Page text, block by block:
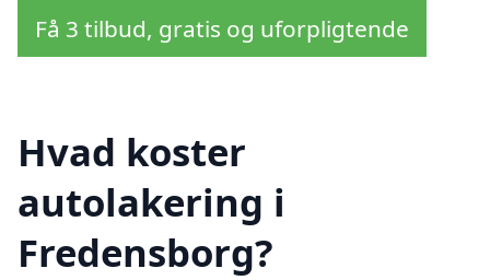
Få 3 tilbud, gratis og uforpligtende
Hvad koster
autolakering i
Fredensborg?